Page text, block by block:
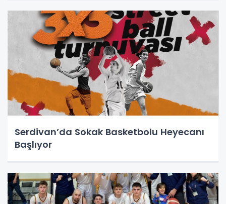
Serdivan’da Sokak Basketbolu Heyecanı
Başlıyor